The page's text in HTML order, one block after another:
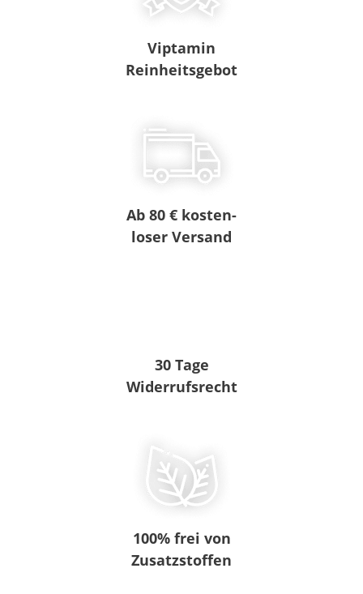
Viptamin
Reinheitsgebot
Ab 80 € kosten-
loser Versand
30 Tage
Widerrufsrecht
100% frei von
Zusatzstoffen